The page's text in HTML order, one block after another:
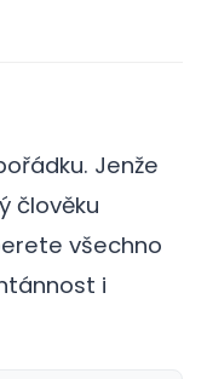
Jenže
člověku
všechno
i